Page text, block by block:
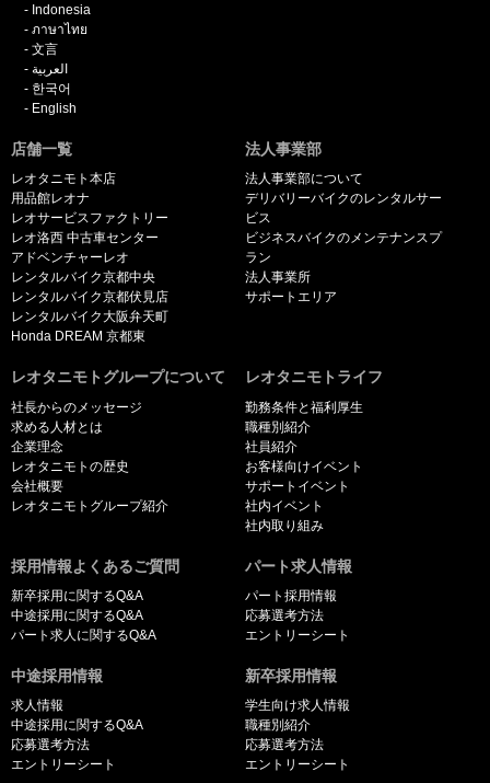
Indonesia
ภาษาไทย
文言
العربية
한국어
English
店舗一覧
レオタニモト本店
用品館レオナ
レオサービスファクトリー
レオ洛西 中古車センター
アドベンチャーレオ
レンタルバイク京都中央
レンタルバイク京都伏見店
レンタルバイク大阪弁天町
Honda DREAM 京都東
法人事業部
法人事業部について
デリバリーバイクのレンタルサー
ビス
ビジネスバイクのメンテナンスプ
ラン
法人事業所
サポートエリア
レオタニモトグループについて
社長からのメッセージ
求める人材とは
企業理念
レオタニモトの歴史
会社概要
レオタニモトグループ紹介
レオタニモトライフ
勤務条件と福利厚生
職種別紹介
社員紹介
お客様向けイベント
サポートイベント
社内イベント
社内取り組み
採用情報よくあるご質問
新卒採用に関するQ&A
中途採用に関するQ&A
パート求人に関するQ&A
パート求人情報
パート採用情報
応募選考方法
エントリーシート
中途採用情報
求人情報
中途採用に関するQ&A
応募選考方法
エントリーシート
新卒採用情報
学生向け求人情報
職種別紹介
応募選考方法
エントリーシート